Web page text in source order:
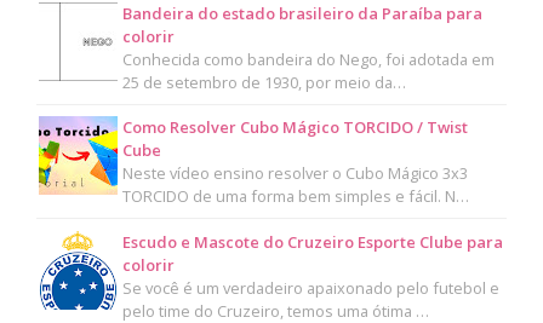
Bandeira do estado brasileiro da Paraíba para
colorir
Conhecida como bandeira do Nego, foi adotada em
25 de setembro de 1930, por meio da…
Como Resolver Cubo Mágico TORCIDO / Twist
Cube
Neste vídeo ensino resolver o Cubo Mágico 3x3
TORCIDO de uma forma bem simples e fácil. N…
Escudo e Mascote do Cruzeiro Esporte Clube para
colorir
Se você é um verdadeiro apaixonado pelo futebol e
pelo time do Cruzeiro, temos uma ótima …